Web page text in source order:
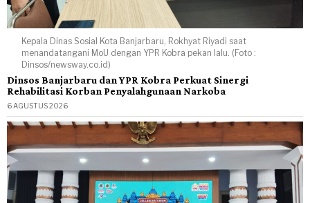
Kepala Dinas Sosial Kota Banjarbaru, Rokhyat Riyadi saat
menandatangani MoU dengan YPR Kobra pekan lalu. (Foto :
Dinsos/newsway.co.id)
Dinsos Banjarbaru dan YPR Kobra Perkuat Sinergi
Rehabilitasi Korban Penyalahgunaan Narkoba
6 AGUSTUS 2026